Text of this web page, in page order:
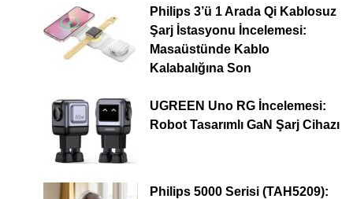
Philips 3’ü 1 Arada Qi Kablosuz
Şarj İstasyonu İncelemesi:
Masaüstünde Kablo
Kalabalığına Son
UGREEN Uno RG İncelemesi:
Robot Tasarımlı GaN Şarj Cihazı
Philips 5000 Serisi (TAH5209):